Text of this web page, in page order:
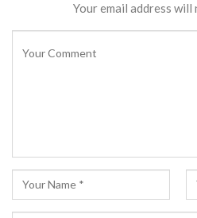
Your email address will